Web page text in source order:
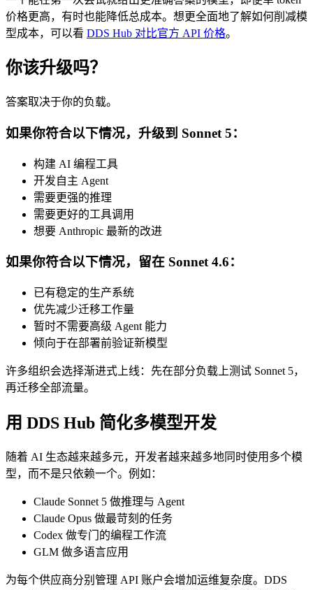
价格更高，有时也能降低总成本。想更全面地了解如何削减模
型成本，可以看 DDS Hub 对比官方 API 价格。
你该升级吗？
答案取决于你的负载。
如果你符合以下情况，升级到 Sonnet 5：
构建 AI 编程工具
开发自主 Agent
需要更强的推理
需要更好的工具调用
想要 Anthropic 最新的改进
如果你符合以下情况，留在 Sonnet 4.6：
已有稳定的生产系统
优先减少迁移工作量
暂时不需要高级 Agent 能力
倾向于在部署前验证新模型
许多组织会选择渐进式上线：先在部分负载上测试 Sonnet 5，
再迁移全部流量。
用 DDS Hub 简化多模型开发
随着 AI 生态越来越多元，开发者越来越多地同时使用多个模
型，而不是只依赖一个。例如：
Claude Sonnet 5 做推理与 Agent
Claude Opus 做最苛刻的任务
Codex 做专门的编程工作流
GLM 做多语言应用
为每个供应商分别管理 API 账户会增加运维复杂度。DDS